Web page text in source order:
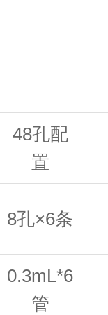
48孔配
置
8孔×6条
0.3mL*6
管